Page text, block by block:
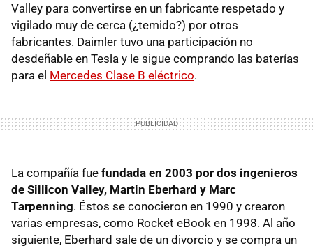
Valley para convertirse en un fabricante respetado y
vigilado muy de cerca (¿temido?) por otros
fabricantes. Daimler tuvo una participación no
desdeñable en Tesla y le sigue comprando las baterías
para el Mercedes Clase B eléctrico.
La compañía fue fundada en 2003 por dos ingenieros
de Sillicon Valley, Martin Eberhard y Marc
Tarpenning. Éstos se conocieron en 1990 y crearon
varias empresas, como Rocket eBook en 1998. Al año
siguiente, Eberhard sale de un divorcio y se compra un